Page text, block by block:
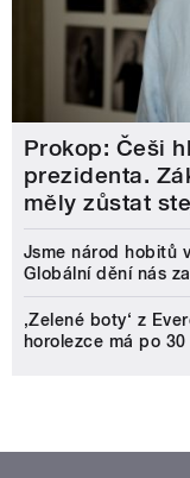
Prokop: Češi
prezidenta.
měly zůstat
Jsme národ hobitů
Globální dění nás
‚Zelené boty‘ z
horolezce má po